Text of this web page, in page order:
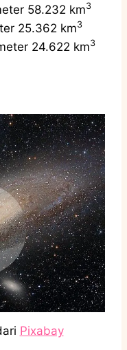
58.232 km3
25.362 km3
24.622 km3
Pixabay